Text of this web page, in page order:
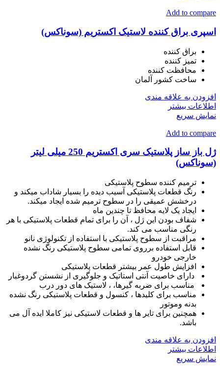
Add to compare
اسپری براق کننده لاستیک اکستریم (سوناکس)
براق کننده
تمیز کننده
محافظت کننده
ساخت کشور آلمان
افزودن به علاقه مندی
اطلاعات بیشتر
نمایش سریع
Add to compare
ژل باز ساز پلاستیک سری اکستریم 250 میلی لیتر
(سوناکس)
ترمیم کننده سطوح پلاستیکی
رنگ قطعات پلاستیکی آسیب دیده را بسیار شاداب میکند و
درخشش عمیقی را در سطوح ترمیم شده ایجاد میکند.
ایجاد یک لایه محافظ تا چندین ماه
شفاف بودن این ژل ، آن را برای تمام قطعات پلاستیکی با هر
رنگی مناسب می کند.
مراقبت از سطوح پلاستیکی با استفاده از تکنولوژی نانو
قابل استفاده برروی تمامی سطوح پلاستیکی رنگ نشده
خارجی خودرو
افزایش طول عمر بیشتر قطعات پلاستیکی
دارای خاصیت آنتی استاتیک و جلوگیری از نشستن گردوغبار
مناسب برای ضربه گیرها، ، لاستیک های دور درب
مناسب برای کلیدها ، کنسول و قطعات پلاستیکی رنگ نشده
بدنه وموتور
همچنین برای تایر ها و قطعات لاستیکی نیز کاملا ایده آل می
باشد.
افزودن به علاقه مندی
اطلاعات بیشتر
نمایش سریع